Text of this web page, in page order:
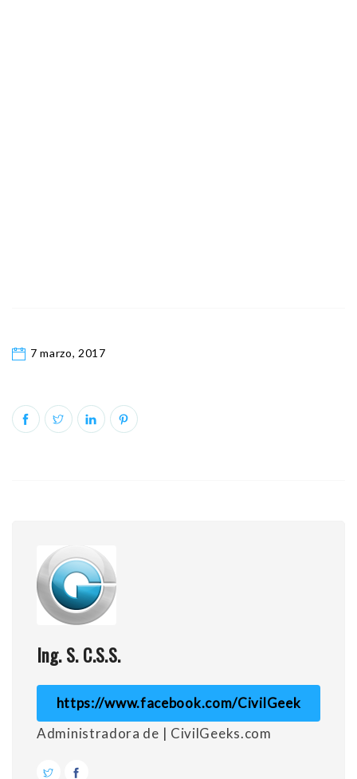
7 marzo, 2017
Ing. S. C.S.S.
https://www.facebook.com/CivilGeek
Administradora de | CivilGeeks.com